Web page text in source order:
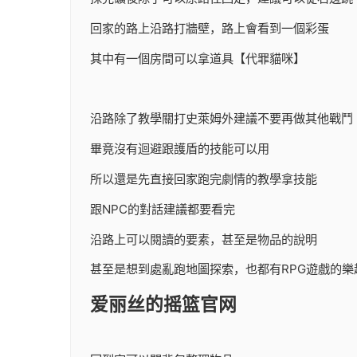
回家的路上沿路打牆壁，路上會看到一個彩蛋
其中有一個房間可以拿道具【代罪貓咪】
沿路除了教學關打史萊姆外建議不要再做其他戰鬥
畢竟沒有迴避跟護盾的技能可以用
所以還是先直接回家跑完劇情的教學拿技能
跟NPC的對話建議都要看完
沿路上可以閱讀的要素，甚至是物品的說明
甚至是想到處亂跑地圖探索，也都有RPG遊戲的樂
爱丽丝的摇篮官网